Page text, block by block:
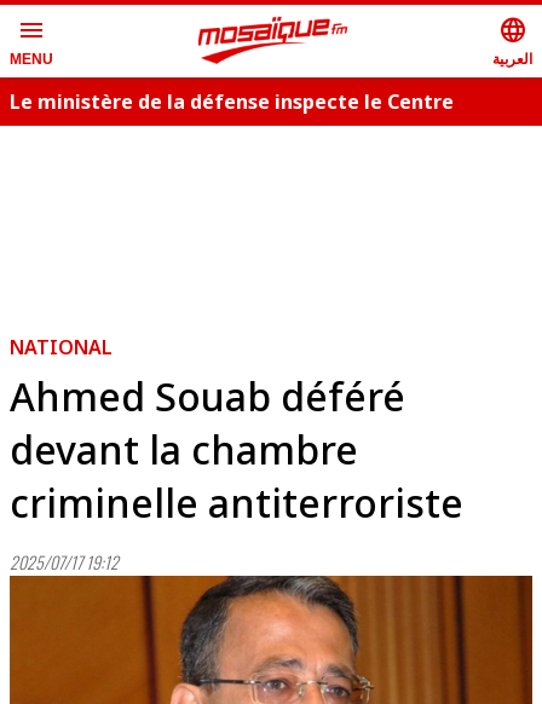
menu
MENU
language
العربية
Le ministère de la défense inspecte le Centre
NATIONAL
Ahmed Souab déféré
devant la chambre
criminelle antiterroriste
2025/07/17 19:12